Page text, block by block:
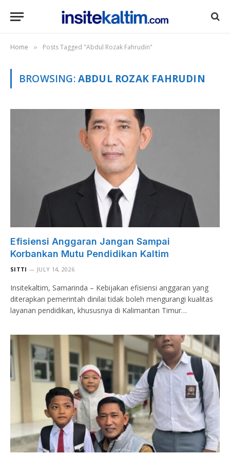
Home » Posts Tagged "Abdul Rozak Fahrudin"
BROWSING:ABDUL ROZAK FAHRUDIN
Efisiensi Anggaran Jangan Sampai
Korbankan Mutu Pendidikan Kaltim
SITTI JULY 14, 2026
Insitekaltim, Samarinda – Kebijakan efisiensi anggaran yang
diterapkan pemerintah dinilai tidak boleh mengurangi kualitas
layanan pendidikan, khususnya di Kalimantan Timur…